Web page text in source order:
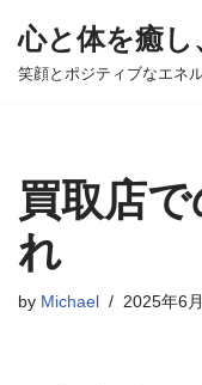
コ
ツ
へ
ス
キ
ッ
心と体を癒し
笑顔とポジティブなエネ
買取店
れ
by Michael 2025年6